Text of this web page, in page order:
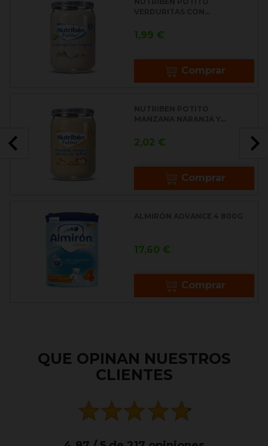
Precio
1,99 €
Comprar
Precio
2,02 €
Comprar
Precio
17,60 €
Comprar
QUE OPINAN NUESTROS
CLIENTES